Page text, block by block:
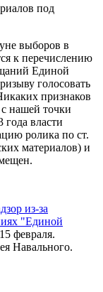
под
выборов в
к перечислению
Единой
голосовать
признаков
нашей точки
власти
ролика по ст.
материалов) и
из-за
"Единой
февраля.
Навального.